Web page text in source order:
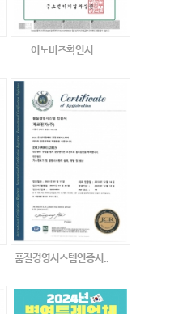
이노비즈확인서
품질경영시스템인증서..